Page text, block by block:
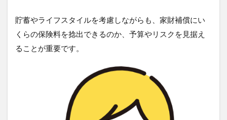
貯蓄やライフスタイルを考慮しながらも、家財補償にい
くらの保険料を捻出できるのか、予算やリスクを見据え
ることが重要です。